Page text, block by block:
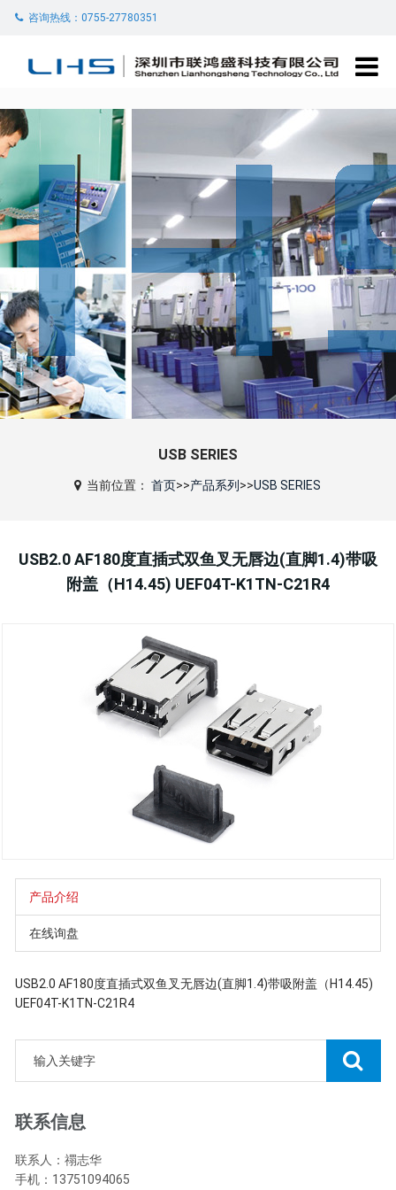
咨询热线：0755-27780351
USB SERIES
当前位置：首页>>产品系列 >>USB SERIES
USB2.0 AF180度直插式双鱼叉无唇边(直脚1.4)带吸
附盖（H14.45) UEF04T-K1TN-C21R4
产品介绍
在线询盘
USB2.0 AF180度直插式双鱼叉无唇边(直脚1.4)带吸附盖（H14.45)
UEF04T-K1TN-C21R4
联系信息
联系人：禤志华
手机：13751094065